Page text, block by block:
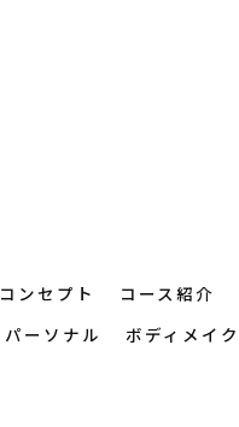
コンセプト コース紹介
パーソナル ボディメイク